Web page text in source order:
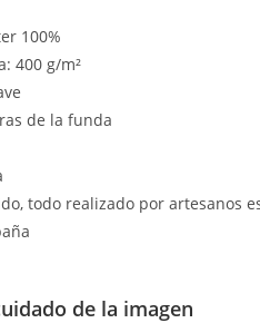
100%
400 g/m²
de la funda
todo realizado por artesanos
de la imagen